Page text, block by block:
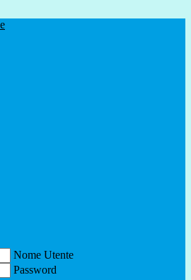
Nome Utente
Password